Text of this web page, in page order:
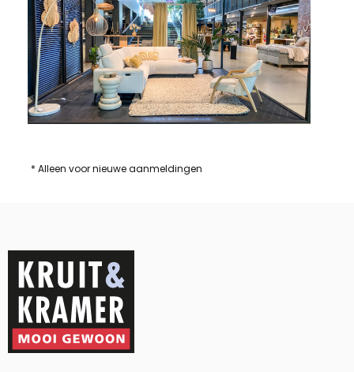
* Alleen voor nieuwe aanmeldingen